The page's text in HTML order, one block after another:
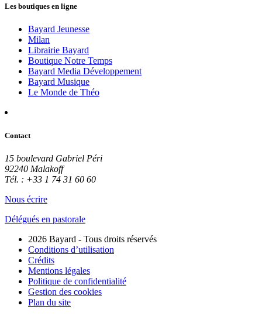
Les boutiques en ligne
Bayard Jeunesse
Milan
Librairie Bayard
Boutique Notre Temps
Bayard Media Développement
Bayard Musique
Le Monde de Théo
Contact
15 boulevard Gabriel Péri
92240 Malakoff
Tél. : +33 1 74 31 60 60
Nous écrire
Délégués en pastorale
2026 Bayard - Tous droits réservés
Conditions d’utilisation
Crédits
Mentions légales
Politique de confidentialité
Gestion des cookies
Plan du site